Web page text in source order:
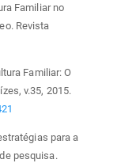
Familiar no
Revista
Familiar: O
v.35, 2015.
para a
pesquisa.